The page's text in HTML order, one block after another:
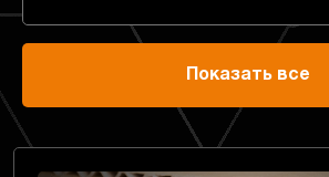
Показать все